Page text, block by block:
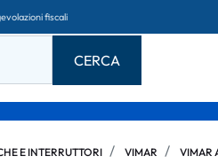
fiscali
E INTERRUTTORI VIMAR VIMAR